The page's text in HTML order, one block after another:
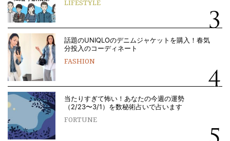
LIFESTYLE
話題のUNIQLOのデニムジャケットを購入！春気
分投入のコーディネート
FASHION
当たりすぎて怖い！あなたの今週の運勢
（2/23〜3/1）を数秘術占いで占います
FORTUNE